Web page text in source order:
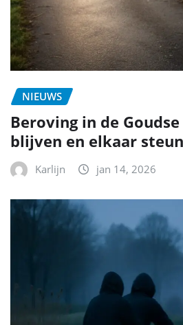
NIEUWS
Beroving in de
blijven en elkaar
Karlijn jan 14, 2026